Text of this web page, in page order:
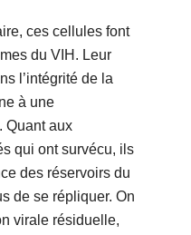
ces cellules font
du VIH. Leur
l’intégrité de la
à une
Quant aux
qui ont survécu, ils
des réservoirs du
de se répliquer. On
virale résiduelle,